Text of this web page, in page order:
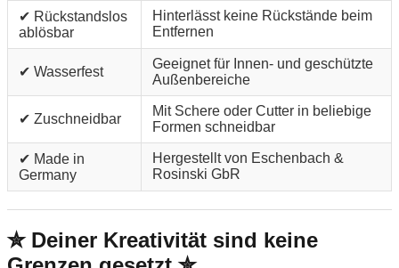
✔ Rückstandslos
ablösbar
Hinterlässt keine Rückstände beim
Entfernen
✔ Wasserfest
Geeignet für Innen- und geschützte
Außenbereiche
✔ Zuschneidbar
Mit Schere oder Cutter in beliebige
Formen schneidbar
✔ Made in
Germany
Hergestellt von Eschenbach &
Rosinski GbR
✮ Deiner Kreativität sind keine